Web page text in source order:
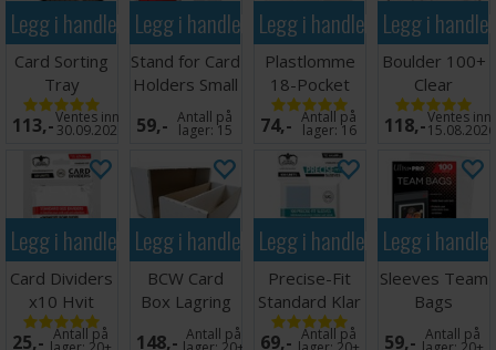
Legg i handlekurven
Card Sorting
Tray
113,-Ventes inn
30.09.2026
Legg i handlekurven
Stand for Card
Holders Small
(5 stk)
59,- Antall på
lager: 15
Legg i handlekurven
Plastlomme
18-Pocket
Side Load
Hvit x10
74,- Antall på
lager: 16
Legg i
Boulder 100+
Clear
Transparent
118,-Ventes inn
15.08.2026
Legg i handlekurven
Card Dividers
x10 Hvit
25,- Antall på
Legg i handlekurven
BCW Card
Box Lagring
2000 kort
148,- Antall på
Legg i handlekurven
Precise-Fit
Standard Klar
x100 64x89
69,- Antall på
Legg i
Sleeves Team
Bags
Resealable -
59,- Antall på